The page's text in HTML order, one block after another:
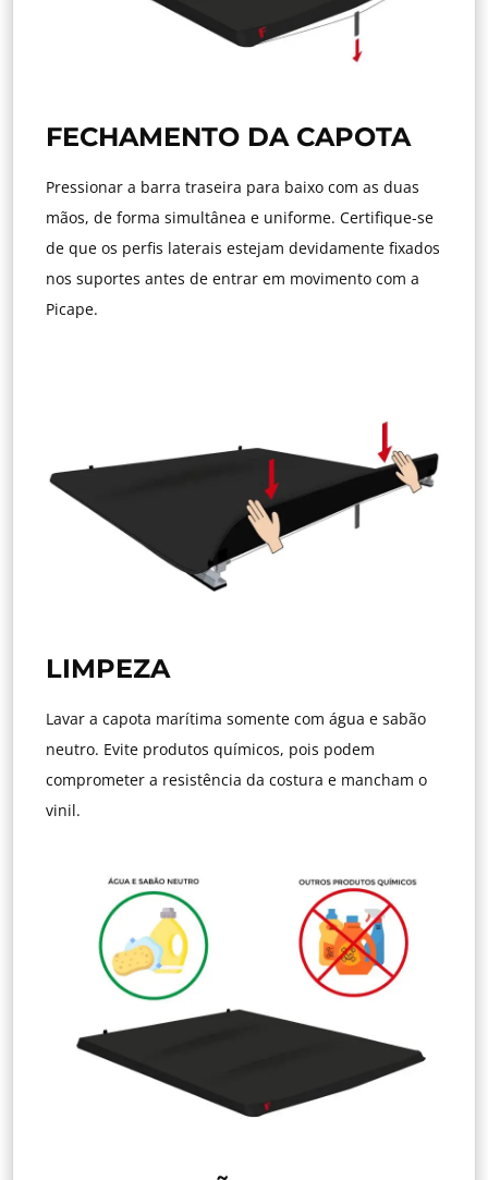
FECHAMENTO DA CAPOTA
Pressionar a barra traseira para baixo com as duas
mãos, de forma simultânea e uniforme. Certifique-se
de que os perfis laterais estejam devidamente fixados
nos suportes antes de entrar em movimento com a
Picape.
LIMPEZA
Lavar a capota marítima somente com água e sabão
neutro. Evite produtos químicos, pois podem
comprometer a resistência da costura e mancham o
vinil.